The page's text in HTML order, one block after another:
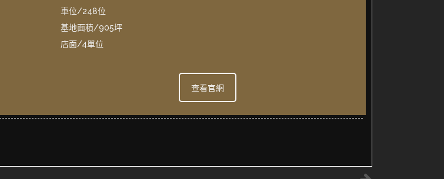
車位/248位
基地面積/905坪
店面/4單位
查看官網